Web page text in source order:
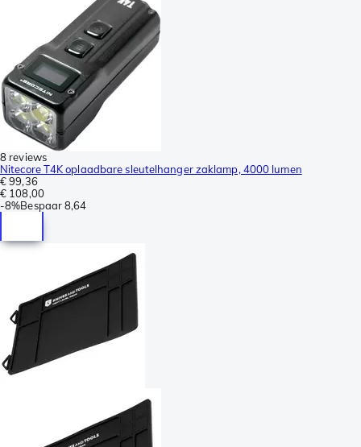
8 reviews
Nitecore T4K oplaadbare sleutelhanger zaklamp, 4000 lumen
€ 99,36
€ 108,00
-8%Bespaar8,64